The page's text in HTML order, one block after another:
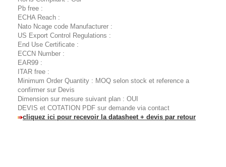
Pb free :
ECHA Reach :
Nato Ncage code Manufacturer :
US Export Control Regulations :
End Use Certificate :
ECCN Number :
EAR99 :
ITAR free :
Minimum Order Quantity : MOQ selon stock et reference a
confirmer sur Devis
Dimension sur mesure suivant plan : OUI
DEVIS et COTATION PDF sur demande via contact
cliquez ici pour recevoir la datasheet + devis par retour